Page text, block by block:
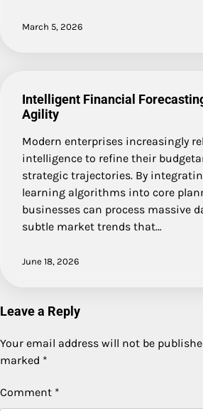
March 5, 2026
Intelligent Financial
Agility
Modern enterprises increasingly
intelligence to refine their
strategic trajectories. By
learning algorithms into core
businesses can process massive
subtle market trends that…
June 18, 2026
Leave a Reply
Your email address will not be
marked *
Comment *